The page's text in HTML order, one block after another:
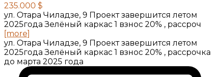
235.000 $
ул. Отара Чиладзе, 9 Проект завершится летом
2025года Зелёный каркас 1 взнос 20% , рассроч
[more]
ул. Отара Чиладзе, 9 Проект завершится летом
2025года Зелёный каркас 1 взнос 20% , рассрочка
до марта 2025 года